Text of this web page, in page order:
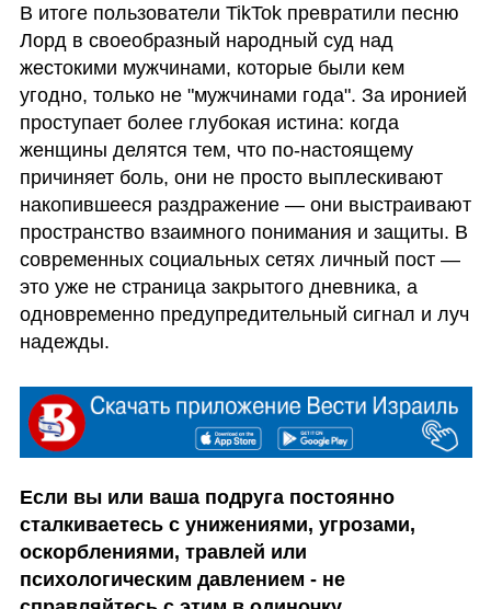
В итоге пользователи TikTok превратили песню
Лорд в своеобразный народный суд над
жестокими мужчинами, которые были кем
угодно, только не "мужчинами года". За иронией
проступает более глубокая истина: когда
женщины делятся тем, что по-настоящему
причиняет боль, они не просто выплескивают
накопившееся раздражение — они выстраивают
пространство взаимного понимания и защиты. В
современных социальных сетях личный пост —
это уже не страница закрытого дневника, а
одновременно предупредительный сигнал и луч
надежды.
Если вы или ваша подруга постоянно
сталкиваетесь с унижениями, угрозами,
оскорблениями, травлей или
психологическим давлением - не